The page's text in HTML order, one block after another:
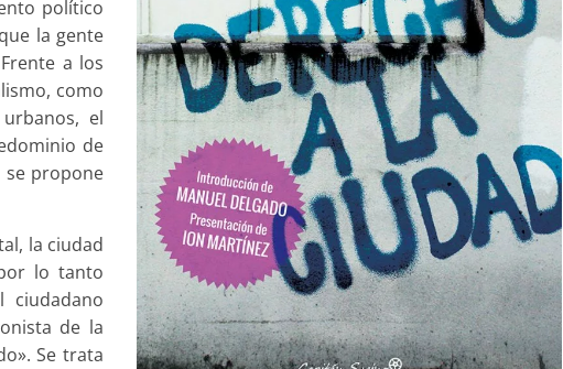
político
la gente
a los
como
el
de
se propone
la ciudad
lo tanto
ciudadano
de la
Se trata